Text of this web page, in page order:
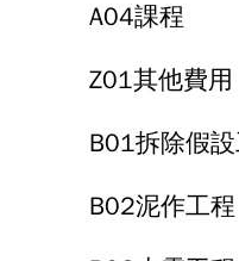
A04課程
Z01其他費用
B01拆除假
B02泥作工程